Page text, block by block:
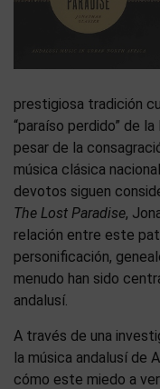
prestigiosa tradición
“paraíso perdido” de
pesar de la
música clásica
devotos siguen
The Lost Paradise,
relación entre este
personificación,
menudo han sido
andalusí.
A través de una
la música andalusí de
cómo este miedo a